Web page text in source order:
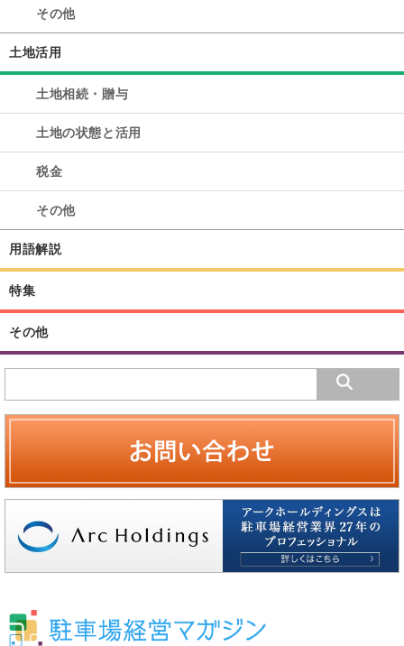
その他
土地活用
土地相続・贈与
土地の状態と活用
税金
その他
用語解説
特集
その他